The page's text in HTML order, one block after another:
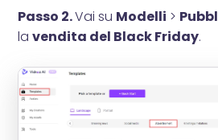
Passo 2.Vai su Modelli >
lavendita del Black Friday.